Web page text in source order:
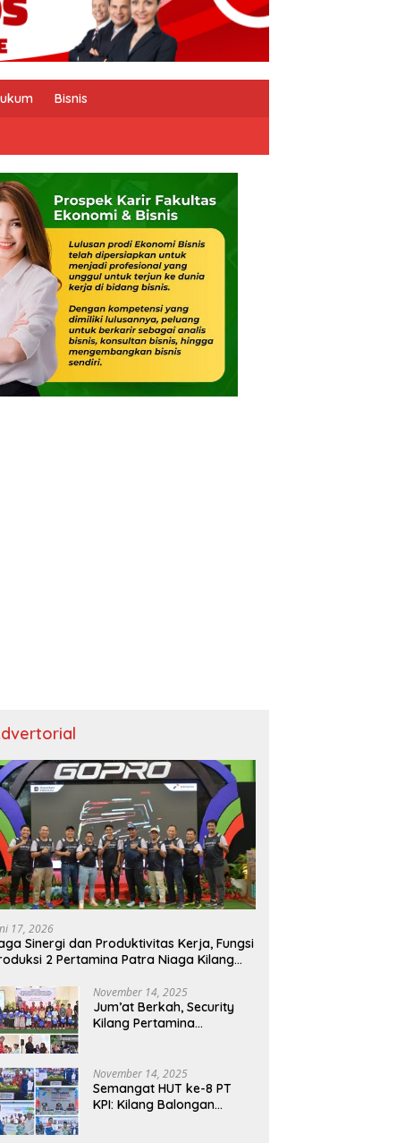
Bisnis
17, 2026
Sinergi dan Produktivitas Kerja, Fungsi
2 Pertamina Patra Niaga Kilang
November 14, 2025
Jum’at Berkah, Security
Kilang Pertamina
November 14, 2025
Semangat HUT ke-8 PT
KPI: Kilang Balongan